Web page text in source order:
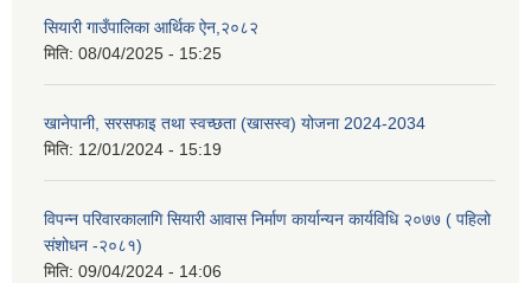
सियारी गाउँपालिका आर्थिक ऐन,२०८२
मिति: 08/04/2025 - 15:25
खानेपानी, सरसफाइ तथा स्वच्छता (खासस्व) योजना 2024-2034
मिति: 12/01/2024 - 15:19
विपन्न परिवारकालागि सियारी आवास निर्माण कार्यान्यन कार्यविधि २०७७ ( पहिलो
संशोधन -२०८१)
मिति: 09/04/2024 - 14:06